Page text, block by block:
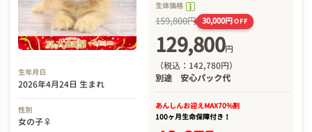
生年月日
2026年4月24日 生まれ
性別
女の子♀
生体価格
159,800円 30,000円OFF
129,800円
（税込：142,780円）
別途 安心パック代
あんしんお迎えMAX70%割
100ヶ月生命保障付き！